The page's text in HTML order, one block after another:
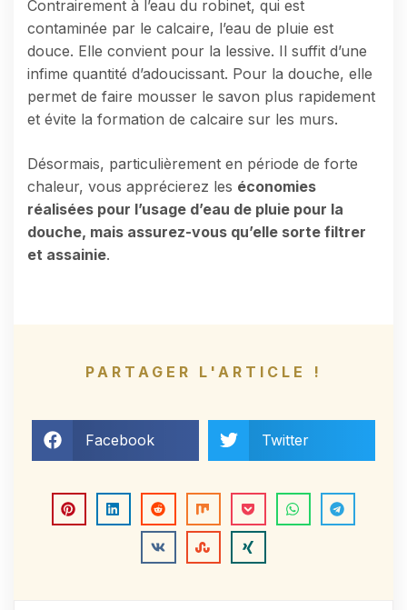
Contrairement à l’eau du robinet, qui est
contaminée par le calcaire, l’eau de pluie est
douce. Elle convient pour la lessive. Il suffit d’une
infime quantité d’adoucissant. Pour la douche, elle
permet de faire mousser le savon plus rapidement
et évite la formation de calcaire sur les murs.
Désormais, particulièrement en période de forte
chaleur, vous apprécierez les économies
réalisées pour l’usage d’eau de pluie pour la
douche, mais assurez-vous qu’elle sorte filtrer
et assainie.
PARTAGER L'ARTICLE !
Facebook Twitter